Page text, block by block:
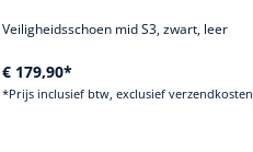
Veiligheidsschoen mid S3, zwart, leer
€ 179,90*
*Prijs inclusief btw, exclusief verzendkosten